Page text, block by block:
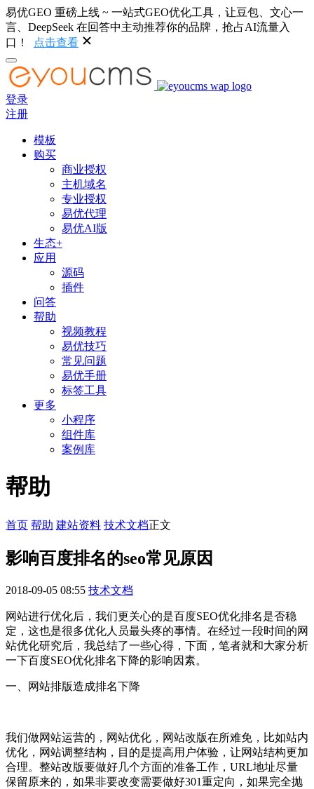
易优GEO 重磅上线 ~ 一站式GEO优化工具，让豆包、文心一
言、DeepSeek 在回答中主动推荐你的品牌，抢占AI流量入
口！
点击查看
登录
注册
模板
购买
商业授权
主机域名
专业授权
易优代理
易优AI版
生态+
应用
源码
插件
问答
帮助
视频教程
易优技巧
常见问题
易优手册
标签工具
更多
小程序
组件库
案例库
帮助
首页 帮助 建站资料 技术文档正文
影响百度排名的seo常见原因
2018-09-05 08:55 技术文档
网站进行优化后，我们更关心的是百度SEO优化排名是否稳
定，这也是很多优化人员最头疼的事情。在经过一段时间的网
站优化研究后，我总结了一些心得，下面，笔者就和大家分析
一下百度SEO优化排名下降的影响因素。
一、网站排版造成排名下降
我们做网站运营的，网站优化，网站改版在所难免，比如站内
优化，网站调整结构，目的是提高用户体验，让网站结构更加
合理。整站改版要做好几个方面的准备工作，URL地址尽量
保留原来的，如果非要改变需要做好301重定向，如果完全抛